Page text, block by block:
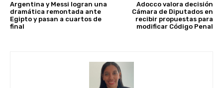
Argentina y Messi logran una
dramática remontada ante
Egipto y pasan a cuartos de
final
Adocco valora decisión
Cámara de Diputados en
recibir propuestas para
modificar Código Penal